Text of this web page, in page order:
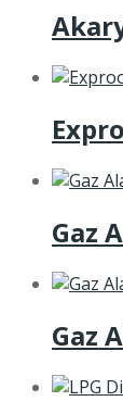
Gaz
Gaz